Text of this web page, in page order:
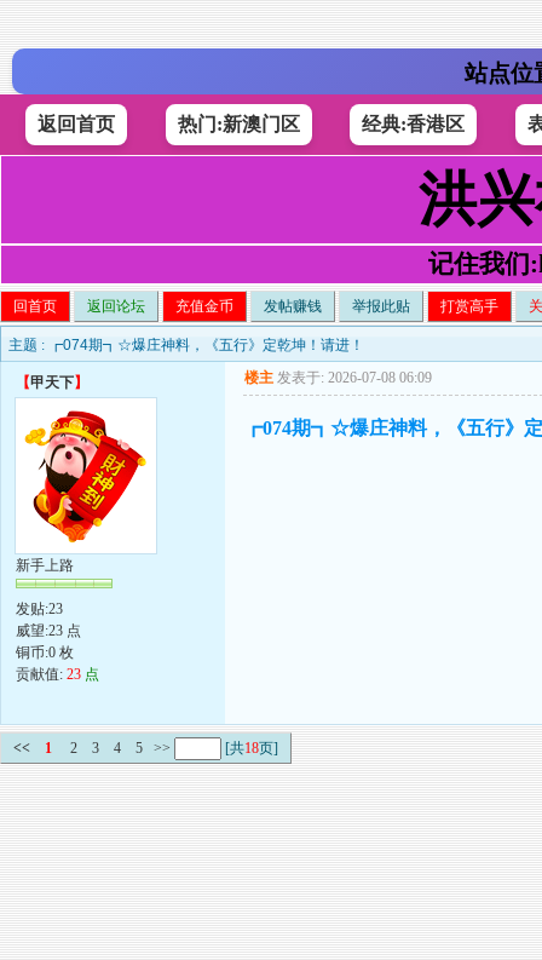
站点位
返回首页 热门:新澳门区 经典:香港区
洪
记住我们
回首页 返回论坛 充值金币 发帖赚钱 举报此贴 打赏高手
主题 : ┏074期┓☆爆庄神料，《五行》定乾坤！请进！
【甲天下】
新手上路
发贴:23
威望:23 点
铜币:0 枚
贡献值: 23 点
楼主 发表于: 2026-07-08 06:09
┏074期┓☆爆庄神料，《五行》
<< 1 2 3 4 5 >> [共18页]